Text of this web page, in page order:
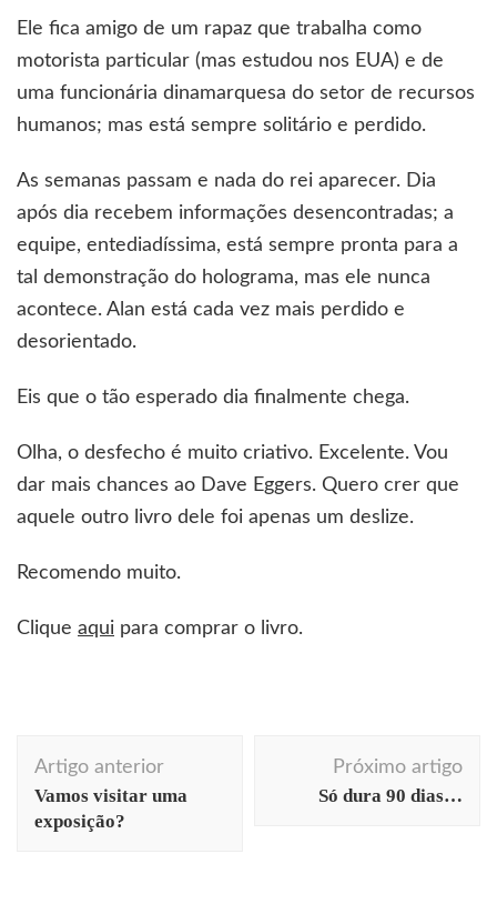
Ele fica amigo de um rapaz que trabalha como
motorista particular (mas estudou nos EUA) e de
uma funcionária dinamarquesa do setor de recursos
humanos; mas está sempre solitário e perdido.
As semanas passam e nada do rei aparecer. Dia
após dia recebem informações desencontradas; a
equipe, entediadíssima, está sempre pronta para a
tal demonstração do holograma, mas ele nunca
acontece. Alan está cada vez mais perdido e
desorientado.
Eis que o tão esperado dia finalmente chega.
Olha, o desfecho é muito criativo. Excelente. Vou
dar mais chances ao Dave Eggers. Quero crer que
aquele outro livro dele foi apenas um deslize.
Recomendo muito.
Clique aqui para comprar o livro.
Navegação
de
post
Artigo anterior
Vamos visitar uma
exposição?
Próximo artigo
Só dura 90 dias…